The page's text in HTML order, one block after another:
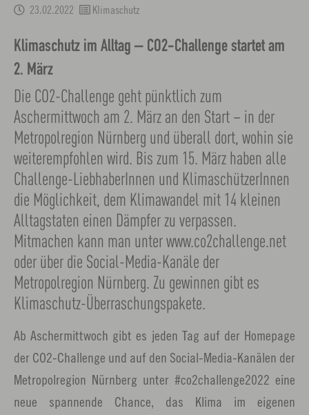
23.02.2022 Klimaschutz
Klimaschutz im Alltag – CO2-Challenge startet am
2. März
Die CO2-Challenge geht pünktlich zum
Aschermittwoch am 2. März an den Start – in der
Metropolregion Nürnberg und überall dort, wohin sie
weiterempfohlen wird. Bis zum 15. März haben alle
Challenge-LiebhaberInnen und KlimaschützerInnen
die Möglichkeit, dem Klimawandel mit 14 kleinen
Alltagstaten einen Dämpfer zu verpassen.
Mitmachen kann man unter www.co2challenge.net
oder über die Social-Media-Kanäle der
Metropolregion Nürnberg. Zu gewinnen gibt es
Klimaschutz-Überraschungspakete.
Ab Aschermittwoch gibt es jeden Tag auf der Homepage
der CO2-Challenge und auf den Social-Media-Kanälen der
Metropolregion Nürnberg unter #co2challenge2022 eine
neue spannende Chance, das Klima im eigenen